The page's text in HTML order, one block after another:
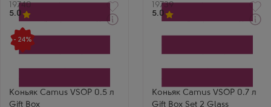
Артикул
19740
5.0
- 24%
Коньяк Camus VSOP 0.5 л
Gift Box
Через 1-2 дня
Коньяк
Камю VSOP
Производитель
Выдержка
4 года
Артикул
19739
5.0
Коньяк Camus VSOP 0.7 л
Gift Box Set 2 Glass
подарочной коробке
Коньяк
Выдержка